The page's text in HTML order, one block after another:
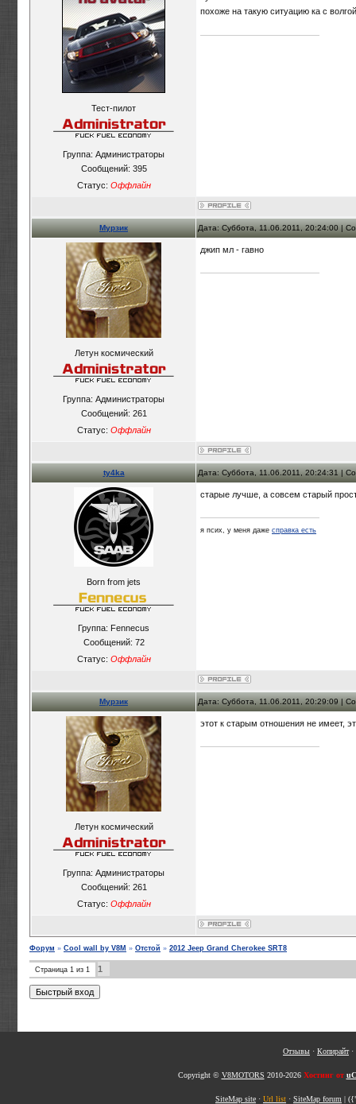
Тест-пилот
Группа: Администраторы
Сообщений: 395
Статус: Оффлайн
похоже на такую ситуацию ка с
Мурзик Дата: Суббота, 11.06.2011, 20:24:00 |
Летун космический
Группа: Администраторы
Сообщений: 261
Статус: Оффлайн
джип мл - гавно
ty4ka Дата: Суббота, 11.06.2011, 20:24:31 |
Born from jets
Группа: Fennecus
Сообщений: 72
Статус: Оффлайн
старые лучше, а совсем старый
я псих, у меня даже справка есть
Мурзик Дата: Суббота, 11.06.2011, 20:29:09 |
Летун космический
Группа: Администраторы
Сообщений: 261
Статус: Оффлайн
этот к старым отношения не имеет,
Форум » Cool wall by V8M » Отстой » 2012 Jeep Grand Cherokee SRT8
Страница 1 из 1 1
Отзывы · Копирайт·
Copyright © V8MOTORS 2010-2026 Хостинг от
SiteMap site · Url list · SiteMap forum |